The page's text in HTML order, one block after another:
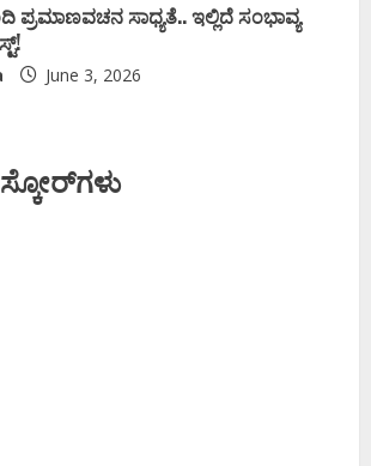
ಪ್ರಮಾಣವಚನ ಸಾಧ್ಯತೆ.. ಇಲ್ಲಿದೆ ಸಂಭಾವ್ಯ
June 3, 2026